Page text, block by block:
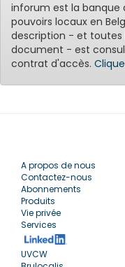
inforum est la banque
pouvoirs locaux en
description - et toutes
document - est
contrat d'accès.
A propos de nous
Contactez-nous
Abonnements
Produits
Vie privée
Services
UVCW